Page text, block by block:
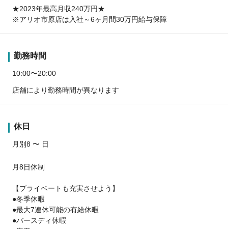
★2023年最高月収240万円★
※アリオ市原店は入社～6ヶ月間30万円給与保障
勤務時間
10:00〜20:00
店舗により勤務時間が異なります
休日
月別8 〜 日
月8日休制
【プライベートも充実させよう】
●冬季休暇
●最大7連休可能の有給休暇
●バースディ休暇